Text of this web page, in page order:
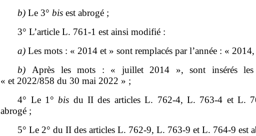
b) Le 3°bis est abrogé ;
3° L’article L. 761‑1 est ainsi modifié :
a) Les mots : « 2014 et » sont remplacés par l’année : «
b) Après les mots : « juillet 2014 », sont insérés
« et 2022/858 du 30 mai 2022 » ;
4° Le 1°bis du II des articles L. 762‑4, L. 763‑4 et L.
abrogé ;
5° Le 2° du II des articles L. 762‑9, L. 763‑9 et L. 764‑9 est